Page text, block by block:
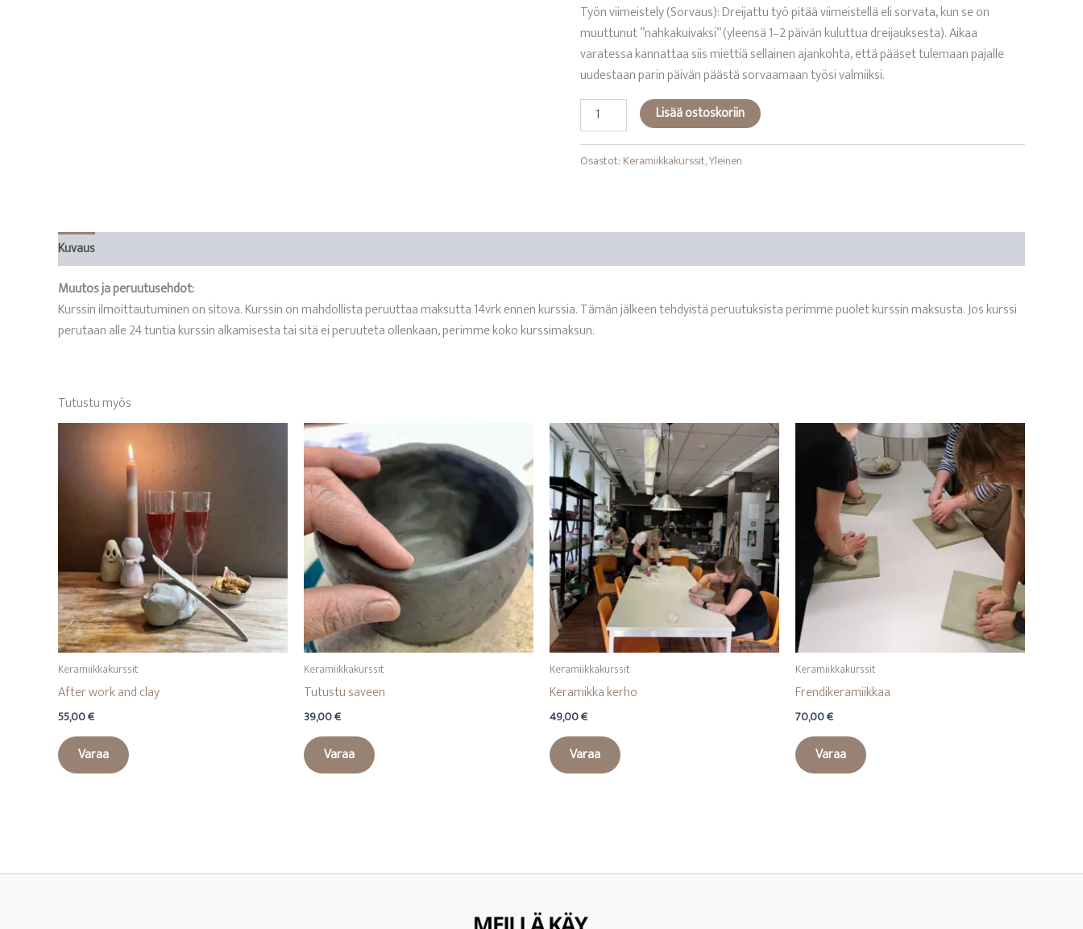
Työn viimeistely (Sorvaus): Dreijattu työ pitää viimeistellä eli sorvata, kun se on
muuttunut ”nahkakuivaksi” (yleensä 1–2 päivän kuluttua dreijauksesta). Aikaa
varatessa kannattaa siis miettiä sellainen ajankohta, että pääset tulemaan pajalle
uudestaan parin päivän päästä sorvaamaan työsi valmiiksi.
Opastettu
dreijaus
–
Yksityisopastus
(3
Lisää ostoskoriin
Osastot: Keramiikkakurssit,Yleinen
Kuvaus
Muutos ja peruutusehdot:
Kurssin ilmoittautuminen on sitova. Kurssin on mahdollista peruuttaa maksutta 14vrk ennen kurssia. Tämän jälkeen tehdyistä peruutuksista perimme puolet kurssin maksusta. Jos kurssi
perutaan alle 24 tuntia kurssin alkamisesta tai sitä ei peruuteta ollenkaan, perimme koko kurssimaksun.
Tutustu myös
Keramiikkakurssit
After work and clay
55,00€
Varaa
Keramiikkakurssit
Tutustu saveen
39,00€
Varaa
Keramiikkakurssit
Keramikka kerho
49,00€
Varaa
Keramiikkakurssit
Frendikeramiikkaa
70,00€
Varaa